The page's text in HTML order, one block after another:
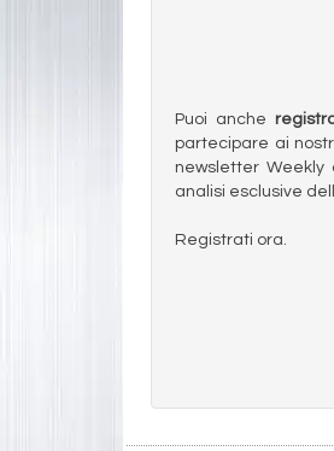
Puoi anche
partecipare ai
newsletter
analisi esclusive
Registrati ora.